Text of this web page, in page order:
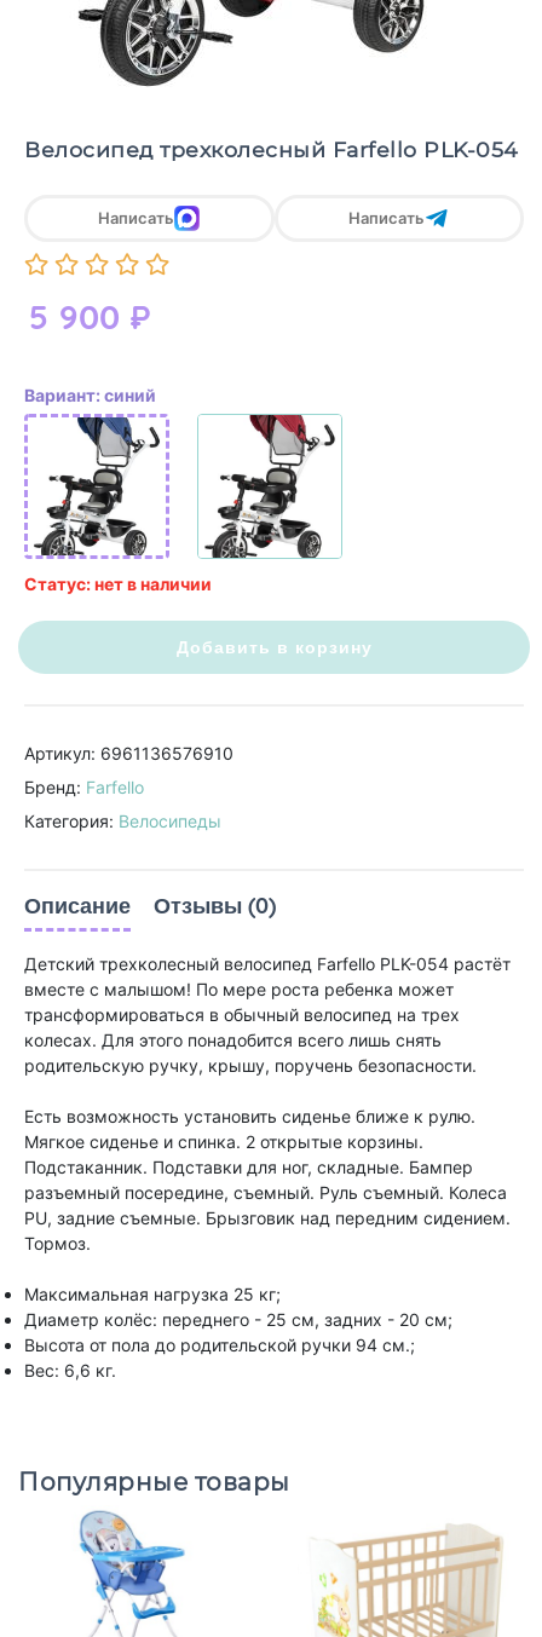
Велосипед трехколесный Farfello PLK-054
5 900 ₽
Написать Написать
Вариант: синий
Статус: нет в наличии
Добавить в корзину
Артикул: 6961136576910
Бренд: Farfello
Категория: Велосипеды
Описание Отзывы (0)
Детский трехколесный велосипед Farfello PLK-054 растёт
вместе с малышом! По мере роста ребенка может
трансформироваться в обычный велосипед на трех
колесах. Для этого понадобится всего лишь снять
родительскую ручку, крышу, поручень безопасности.
Есть возможность установить сиденье ближе к рулю.
Мягкое сиденье и спинка. 2 открытые корзины.
Подстаканник. Подставки для ног, складные. Бампер
разъемный посередине, съемный. Руль съемный. Колеса
PU, задние съемные. Брызговик над передним сидением.
Тормоз.
Максимальная нагрузка 25 кг;
Диаметр колёс: переднего - 25 см, задних - 20 см;
Высота от пола до родительской ручки 94 см.;
Вес: 6,6 кг.
Популярные товары